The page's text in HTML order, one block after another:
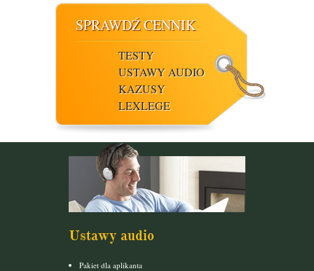
SPRAWDŹ CENNIK
TESTY
USTAWY AUDIO
KAZUSY
LEXLEGE
Ustawy audio
Pakiet dla aplikanta